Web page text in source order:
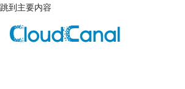
跳到主要内容